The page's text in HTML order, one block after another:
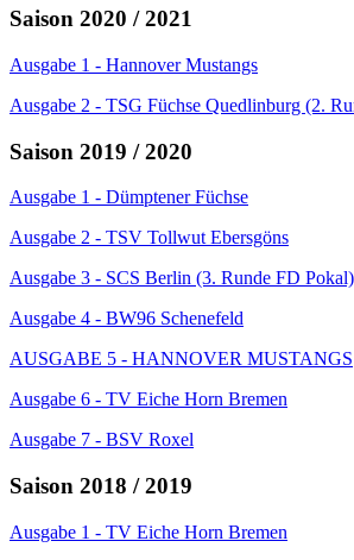
Saison 2020 / 2021
Ausgabe 1 - Hannover Mustangs
Ausgabe 2 - TSG Füchse Quedlinburg (2.
Saison 2019 / 2020
Ausgabe 1 - Dümptener Füchse
Ausgabe 2 - TSV Tollwut Ebersgöns
Ausgabe 3 - SCS Berlin (3. Runde FD Pokal)
Ausgabe 4 - BW96 Schenefeld
AUSGABE 5 - HANNOVER MUSTANGS
Ausgabe 6 - TV Eiche Horn Bremen
Ausgabe 7 - BSV Roxel
Saison 2018 / 2019
Ausgabe 1 - TV Eiche Horn Bremen